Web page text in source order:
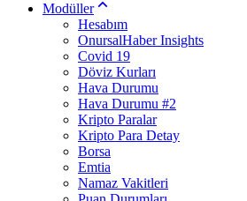
Modüller
Hesabım
OnursalHaber Insights
Covid 19
Döviz Kurları
Hava Durumu
Hava Durumu #2
Kripto Paralar
Kripto Para Detay
Borsa
Emtia
Namaz Vakitleri